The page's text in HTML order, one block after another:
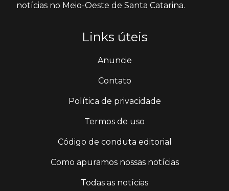
notícias no Meio-Oeste de Santa Catarina.
Links úteis
Anuncie
Contato
Política de privacidade
Termos de uso
Código de conduta editorial
Como apuramos nossas notícias
Todas as notícias